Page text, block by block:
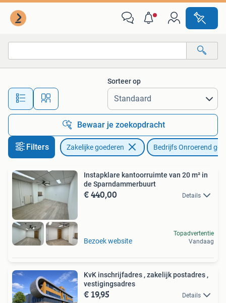
Alle afstanden…
Sorteer op
Bewaar je zoekopdracht
Filters Zakelijke goederen Bedrijfs Onroerend
Instapklare kantoorruimte van 20 m² in
de Sparndammerbuurt
€ 440,00 Details
Bezoek website
Topadvertentie
Vandaag
KvK inschrijfadres , zakelijk postadres ,
vestigingsadres
€ 19,95 Details